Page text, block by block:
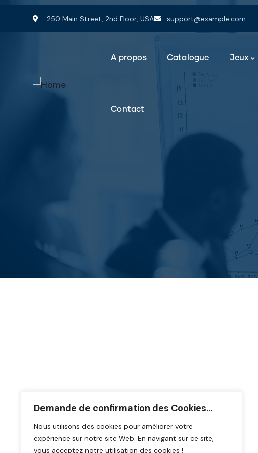
Demande de confirmation des Cookies...
Nous utilisons des cookies pour améliorer votre
expérience sur notre site Web. En navigant sur ce site,
vous acceptez notre utilisation des cookies !
250 Main Street, 2nd Floor, USA support@example.com
A propos Catalogue Jeux
Contact